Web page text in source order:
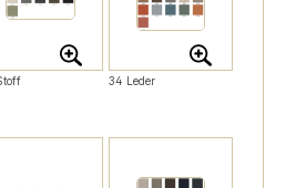
34 Leder